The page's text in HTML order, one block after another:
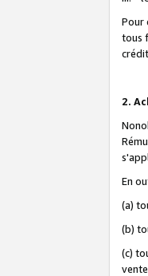
Pour
tous
2.
En
(a)
(b)
(c)